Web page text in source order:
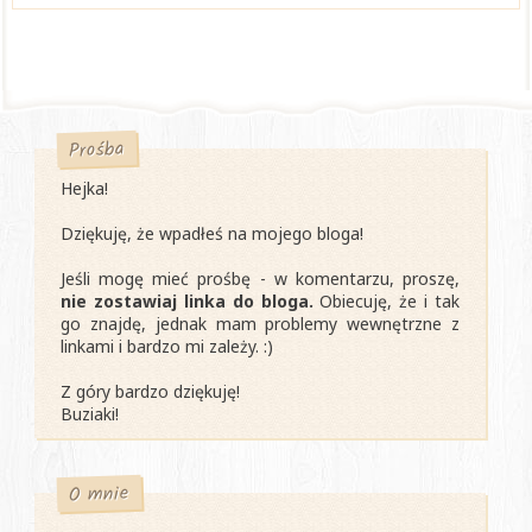
Prośba
Hejka!
Dziękuję, że wpadłeś na mojego bloga!
Jeśli mogę mieć prośbę - w komentarzu, proszę,
nie zostawiaj linka do bloga. Obiecuję, że i tak
go znajdę, jednak mam problemy wewnętrzne z
linkami i bardzo mi zależy. :)
Z góry bardzo dziękuję!
Buziaki!
O mnie